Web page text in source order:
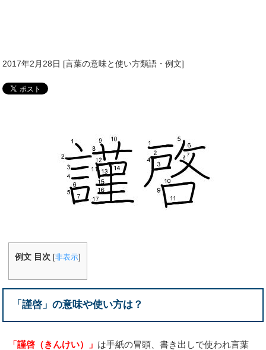
2017年2月28日 [言葉の意味と使い方類語・例文]
例文 目次 [非表示]
「謹啓」の意味や使い方は？
「謹啓（きんけい）」 は手紙の冒頭、書き出しで使われ言葉